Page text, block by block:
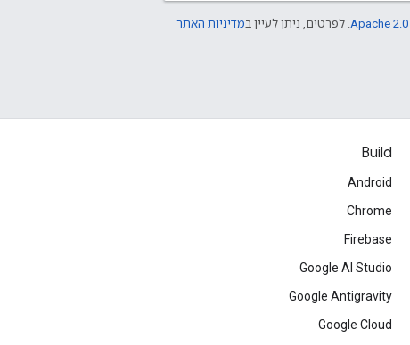
Apache 2.0 . לפרטים, ניתן לעיין במדיניות האתר
Build
Android
Chrome
Firebase
Google AI Studio
Google Antigravity
Google Cloud